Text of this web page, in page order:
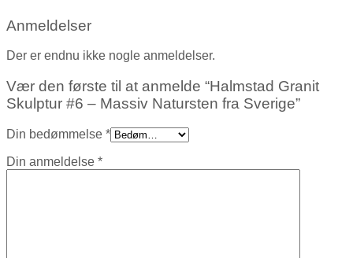
Anmeldelser
Der er endnu ikke nogle anmeldelser.
Vær den første til at anmelde “Halmstad Granit
Skulptur #6 – Massiv Natursten fra Sverige”
Din bedømmelse *
Din anmeldelse *